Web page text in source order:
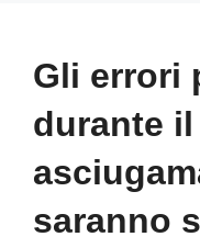
Gli errori
durante
saranno